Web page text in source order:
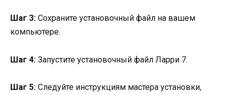
Шаг 3: Сохраните установочный файл на вашем
компьютере.
Шаг 4: Запустите установочный файл Ларри 7.
Шаг 5: Следуйте инструкциям мастера установки,